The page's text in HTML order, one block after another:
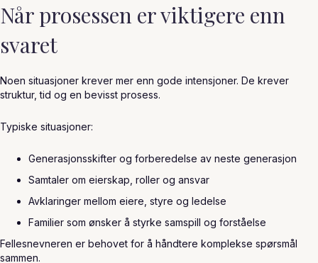
Når prosessen er viktigere enn
svaret
Noen situasjoner krever mer enn gode intensjoner. De krever
struktur, tid og en bevisst prosess.
Typiske situasjoner:
Generasjonsskifter og forberedelse av neste generasjon
Samtaler om eierskap, roller og ansvar
Avklaringer mellom eiere, styre og ledelse
Familier som ønsker å styrke samspill og forståelse
Fellesnevneren er behovet for å håndtere komplekse spørsmål
sammen.